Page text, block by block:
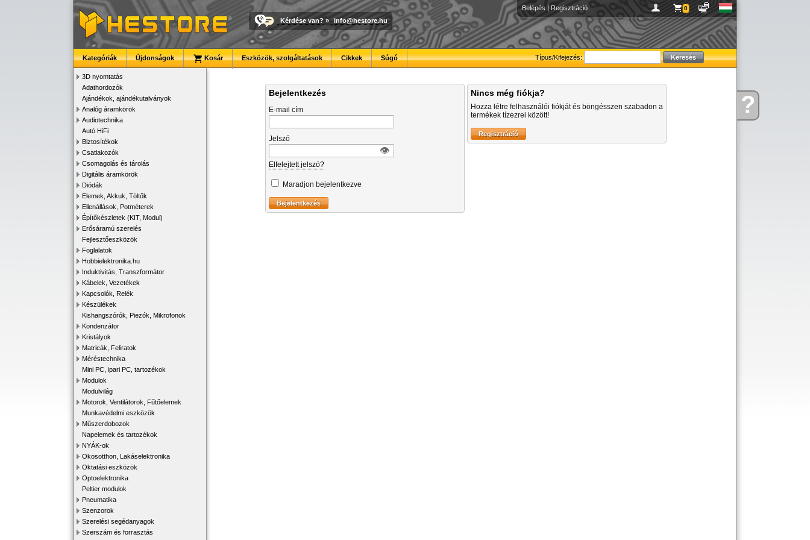
Kérdése?
Belépés | Regisztráció 0
Kérdése van? » info@hestore.hu
Típus/Kifejezés:
Kategóriák Újdonságok Kosár Eszközök, szolgáltatások Cikkek Súgó
3D nyomtatás
Adathordozók
Ajándékok, ajándékutalványok
Analóg áramkörök
Audiotechnika
Autó HiFi
Biztosítékok
Csatlakozók
Csomagolás és tárolás
Digitális áramkörök
Diódák
Elemek, Akkuk, Töltők
Ellenállások, Potméterek
Építőkészletek (KIT, Modul)
Erősáramú szerelés
Fejlesztőeszközök
Foglalatok
Hobbielektronika.hu
Induktivitás, Transzformátor
Kábelek, Vezetékek
Kapcsolók, Relék
Készülékek
Kishangszórók, Piezók, Mikrofonok
Kondenzátor
Kristályok
Matricák, Feliratok
Méréstechnika
Mini PC, ipari PC, tartozékok
Modulok
Modulvilág
Motorok, Ventilátorok, Fűtőelemek
Munkavédelmi eszközök
Műszerdobozok
Napelemek és tartozékok
NYÁK-ok
Okosotthon, Lakáselektronika
Oktatási eszközök
Optoelektronika
Peltier modulok
Pneumatika
Szenzorok
Szerelési segédanyagok
Szerszám és forrasztás
Bejelentkezés
E-mail cím
Jelszó
👁︎
Elfelejtett jelszó?
Maradjon bejelentkezve
Nincs még fiókja?
Hozza létre felhasználói fiókját és böngésszen szabadon a
termékek tízezrei között!